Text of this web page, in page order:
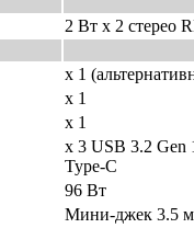
2 Вт x 2 стерео
x 1
x 1
x 1
х 3 USB 3.2 Gen
Type-C
96 Вт
Мини-джек 3.5